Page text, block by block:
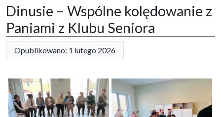
Dinusie – Wspólne kolędowanie z
Paniami z Klubu Seniora
Opublikowano: 1 lutego 2026